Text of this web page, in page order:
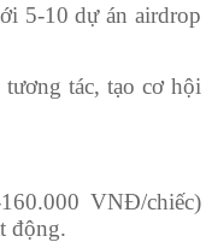
5-10 dự án airdrop
tác, tạo cơ hội
VNĐ/chiếc)
động.